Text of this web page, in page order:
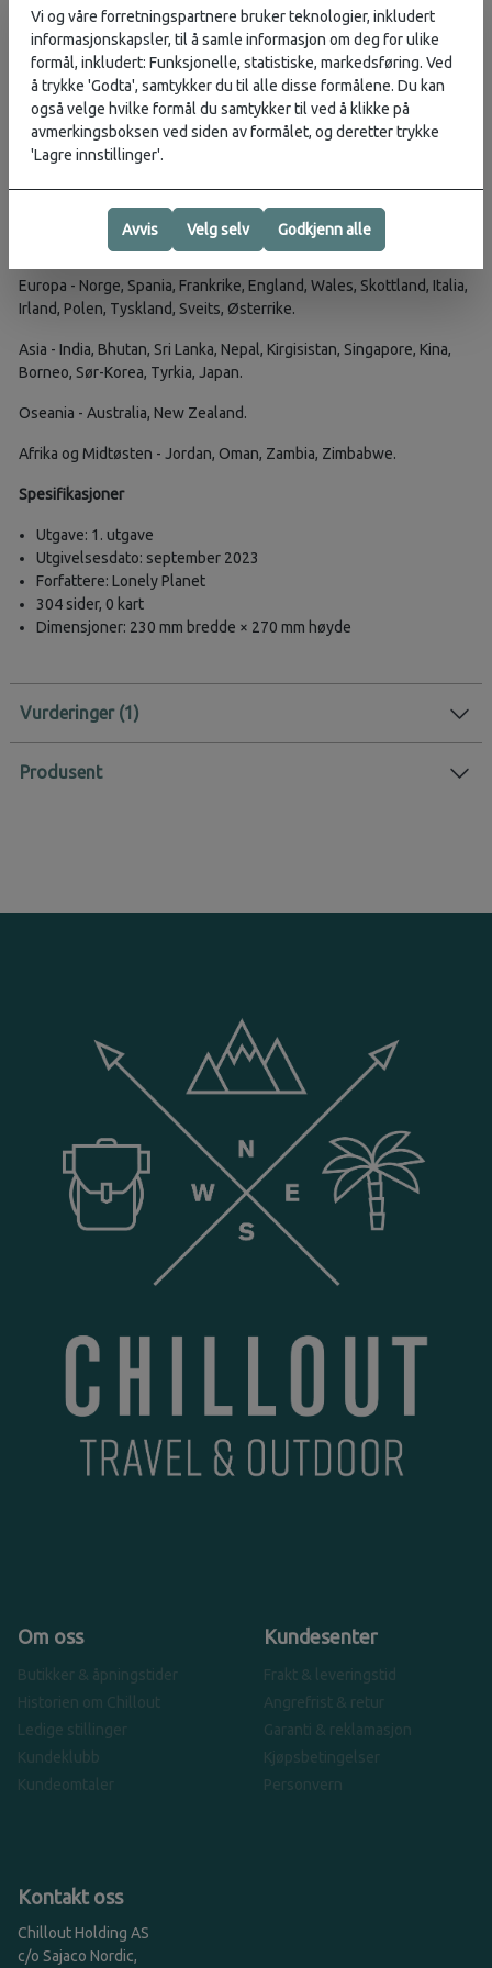
emosjonell eller åndelig vekst; innsikter og forståelse det kan
bringe; fysiske ferdigheter og erfaring som er oppnådd.
In-the-know-tips, detaljerte kart og praktisk informasjon om
hvordan du kommer dit, hvor du skal bo, når du skal dra, hva du
skal ta med, tilgjengelige turer og mer, for å hjelpe deg med å
planlegge ditt eventyr.
Amerika - Mexico, Ecuador, Canada, Bolivia, Nord-Amerika, Sør-
Amerika, USA.
Europa - Norge, Spania, Frankrike, England, Wales, Skottland, Italia,
Irland, Polen, Tyskland, Sveits, Østerrike.
Asia - India, Bhutan, Sri Lanka, Nepal, Kirgisistan, Singapore, Kina,
Borneo, Sør-Korea, Tyrkia, Japan.
Oseania - Australia, New Zealand.
Afrika og Midtøsten - Jordan, Oman, Zambia, Zimbabwe.
Spesifikasjoner
Utgave: 1. utgave
Utgivelsesdato: september 2023
Forfattere: Lonely Planet
304 sider, 0 kart
Dimensjoner: 230 mm bredde × 270 mm høyde
Vurderinger
Produsent
Om oss
Butikker & åpningstider
Historien om Chillout
Ledige stillinger
Kundeklubb
Kundeomtaler
Kundesenter
Frakt & leveringstid
Angrefrist & retur
Garanti & reklamasjon
Kjøpsbetingelser
Personvern
Kontakt oss
Chillout Holding AS
c/o Sajaco Nordic,
Vi og våre forretningspartnere bruker teknologier, inkludert
informasjonskapsler, til å samle informasjon om deg for ulike
formål, inkludert: Funksjonelle, statistiske, markedsføring. Ved
å trykke 'Godta', samtykker du til alle disse formålene. Du kan
også velge hvilke formål du samtykker til ved å klikke på
avmerkingsboksen ved siden av formålet, og deretter trykke
'Lagre innstillinger'.
Avvis Velg selv Godkjenn alle